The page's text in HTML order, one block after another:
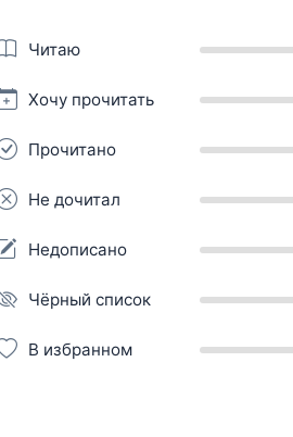
Читаю
Хочу прочитать
Прочитано
Не дочитал
Недописано
Чёрный список
В избранном